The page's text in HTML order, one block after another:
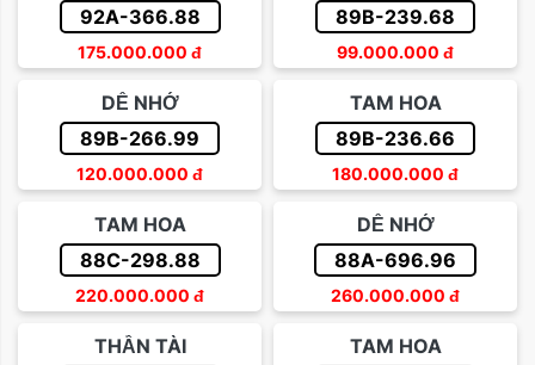
92A-366.88
175.000.000 đ
89B-239.68
99.000.000 đ
DỄ NHỚ
89B-266.99
120.000.000 đ
TAM HOA
89B-236.66
180.000.000 đ
TAM HOA
88C-298.88
220.000.000 đ
DỄ NHỚ
88A-696.96
260.000.000 đ
THẦN TÀI
TAM HOA